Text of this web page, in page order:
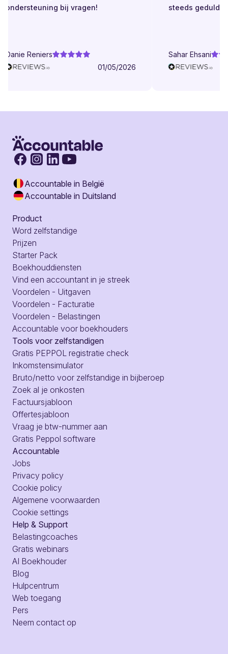
ondersteuning bij vragen!
Danie Reniers
01/05/2026
steeds geduldig.
Sahar Ehsani
Accountable in België
Accountable in Duitsland
Product
Word zelfstandige
Prijzen
Starter Pack
Boekhouddiensten
Vind een accountant in je streek
Voordelen - Uitgaven
Voordelen - Facturatie
Voordelen - Belastingen
Accountable voor boekhouders
Tools voor zelfstandigen
Gratis PEPPOL registratie check
Inkomstensimulator
Bruto/netto voor zelfstandige in bijberoep
Zoek al je onkosten
Factuursjabloon
Offertesjabloon
Vraag je btw-nummer aan
Gratis Peppol software
Accountable
Jobs
Privacy policy
Cookie policy
Algemene voorwaarden
Cookie settings
Help & Support
Belastingcoaches
Gratis webinars
AI Boekhouder
Blog
Hulpcentrum
Web toegang
Pers
Neem contact op